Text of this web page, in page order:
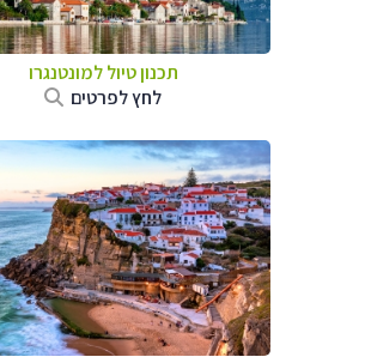
תכנון טיול למונטנגרו
לחץ לפרטים